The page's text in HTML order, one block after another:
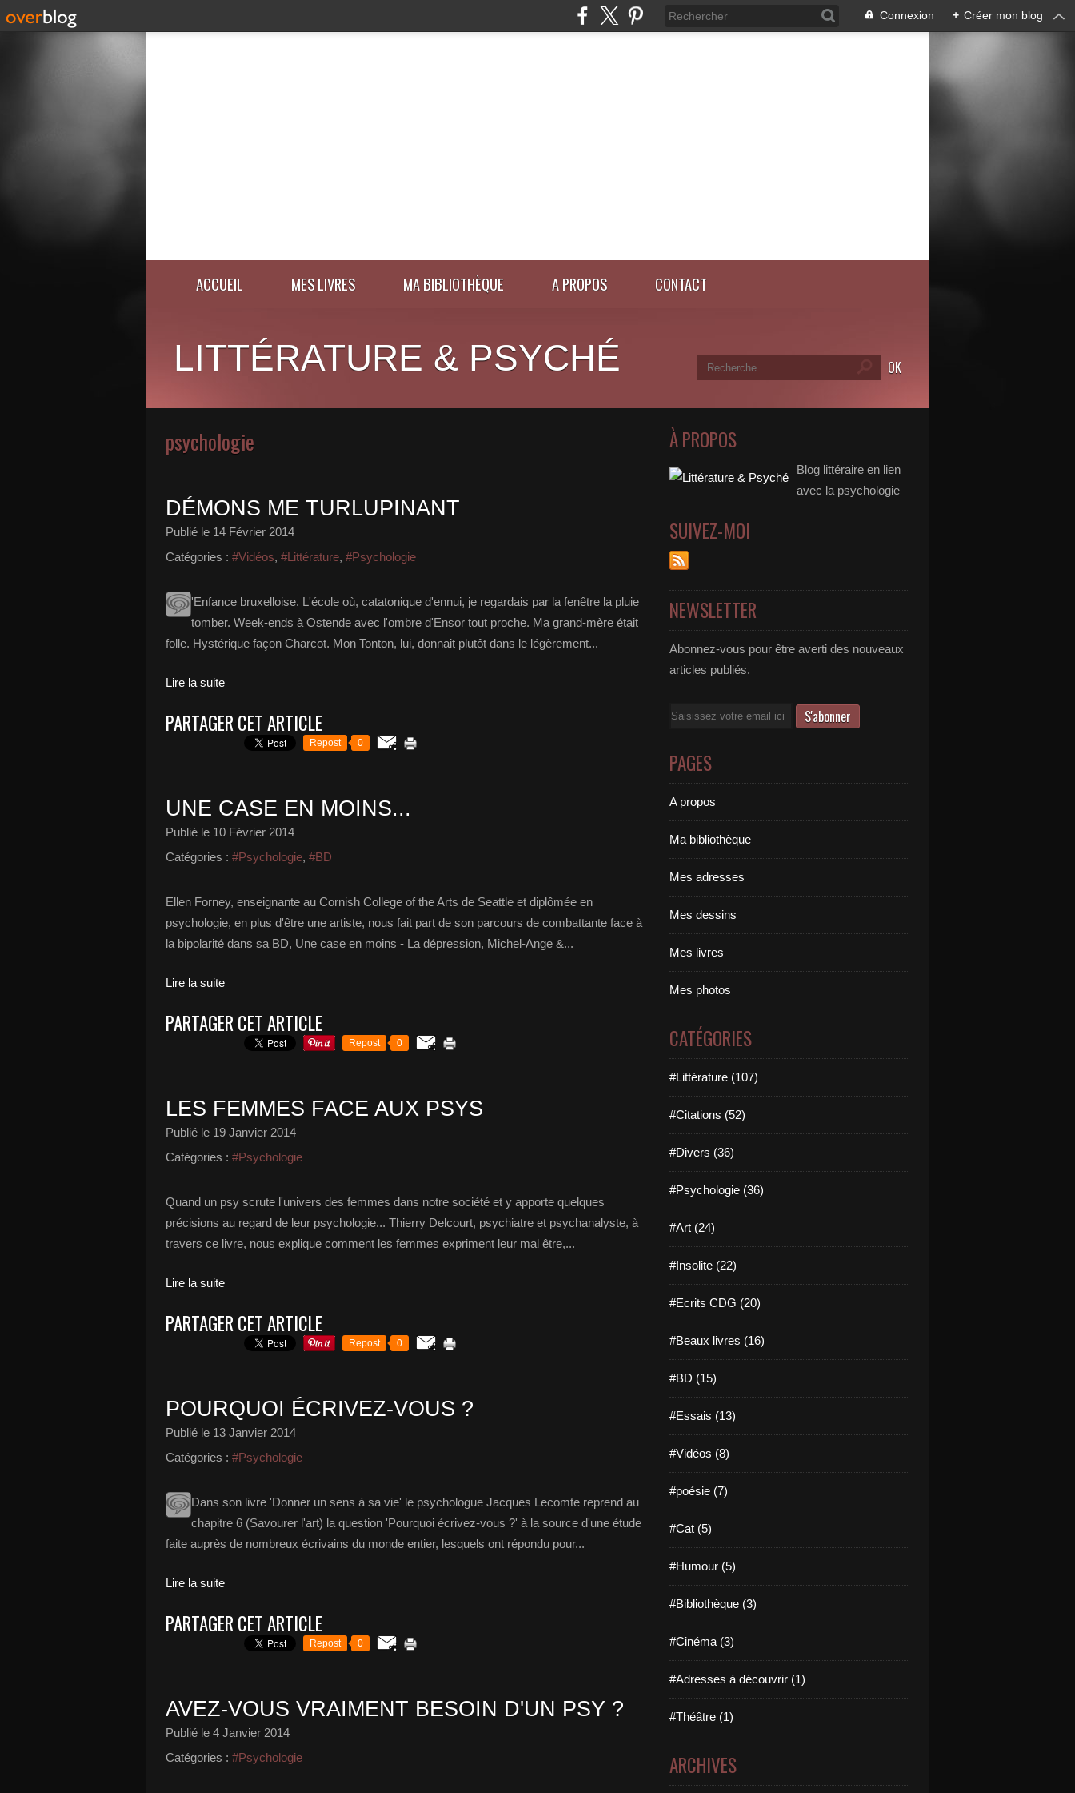
Connexion + Créer mon blog
ACCUEIL MES LIVRES MA BIBLIOTHÈQUE A PROPOS CONTACT
LITTÉRATURE & PSYCHÉ
psychologie
DÉMONS ME TURLUPINANT
Publié le 14 Février 2014
Catégories : #Vidéos, #Littérature, #Psychologie
'Enfance bruxelloise. L'école où, catatonique d'ennui, je regardais par la fenêtre la pluie
tomber. Week-ends à Ostende avec l'ombre d'Ensor tout proche. Ma grand-mère était
folle. Hystérique façon Charcot. Mon Tonton, lui, donnait plutôt dans le légèrement...
Lire la suite
PARTAGER CET ARTICLE
Repost 0
UNE CASE EN MOINS...
Publié le 10 Février 2014
Catégories : #Psychologie, #BD
Ellen Forney, enseignante au Cornish College of the Arts de Seattle et diplômée en
psychologie, en plus d'être une artiste, nous fait part de son parcours de combattante face à
la bipolarité dans sa BD, Une case en moins - La dépression, Michel-Ange &...
Lire la suite
PARTAGER CET ARTICLE
Repost 0
LES FEMMES FACE AUX PSYS
Publié le 19 Janvier 2014
Catégories : #Psychologie
Quand un psy scrute l'univers des femmes dans notre société et y apporte quelques
précisions au regard de leur psychologie... Thierry Delcourt, psychiatre et psychanalyste, à
travers ce livre, nous explique comment les femmes expriment leur mal être,...
Lire la suite
PARTAGER CET ARTICLE
Repost 0
POURQUOI ÉCRIVEZ-VOUS ?
Publié le 13 Janvier 2014
Catégories : #Psychologie
Dans son livre 'Donner un sens à sa vie' le psychologue Jacques Lecomte reprend au
chapitre 6 (Savourer l'art) la question 'Pourquoi écrivez-vous ?' à la source d'une étude
faite auprès de nombreux écrivains du monde entier, lesquels ont répondu pour...
Lire la suite
PARTAGER CET ARTICLE
Repost 0
AVEZ-VOUS VRAIMENT BESOIN D'UN PSY ?
Publié le 4 Janvier 2014
Catégories : #Psychologie
À PROPOS
Blog littéraire en lien
avec la psychologie
SUIVEZ-MOI
NEWSLETTER
Abonnez-vous pour être averti des nouveaux
articles publiés.
Email
PAGES
A propos
Ma bibliothèque
Mes adresses
Mes dessins
Mes livres
Mes photos
CATÉGORIES
#Littérature (107)
#Citations (52)
#Divers (36)
#Psychologie (36)
#Art (24)
#Insolite (22)
#Ecrits CDG (20)
#Beaux livres (16)
#BD (15)
#Essais (13)
#Vidéos (8)
#poésie (7)
#Cat (5)
#Humour (5)
#Bibliothèque (3)
#Cinéma (3)
#Adresses à découvrir (1)
#Théâtre (1)
ARCHIVES